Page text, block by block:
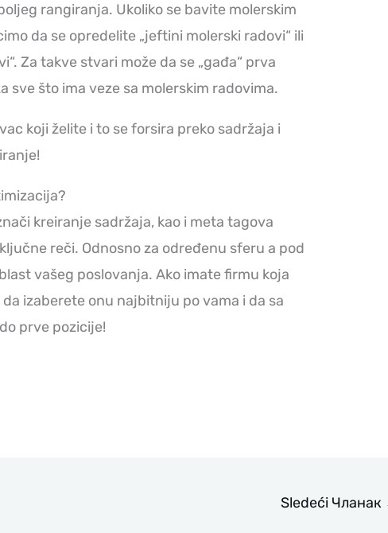
rangiranja. Ukoliko se bavite molerskim
da se opredelite „jeftini molerski radovi“ ili
Za takve stvari može da se „gađa“ prva
sve što ima veze sa molerskim radovima.
koji želite i to se forsira preko sadržaja i
kreiranje sadržaja, kao i meta tagova
reči. Odnosno za određenu sferu a pod
vašeg poslovanja. Ako imate firmu koja
izaberete onu najbitniju po vama i da sa
prve pozicije!
Sledeći Чланак